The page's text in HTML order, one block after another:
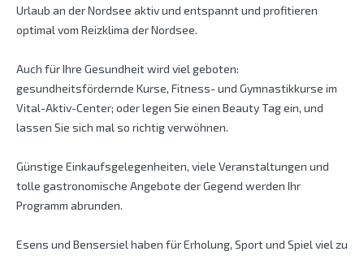
Urlaub an der Nordsee aktiv und entspannt und profitieren
optimal vom Reizklima der Nordsee.
Auch für Ihre Gesundheit wird viel geboten:
gesundheitsfördernde Kurse, Fitness- und Gymnastikkurse im
Vital-Aktiv-Center; oder legen Sie einen Beauty Tag ein, und
lassen Sie sich mal so richtig verwöhnen.
Günstige Einkaufsgelegenheiten, viele Veranstaltungen und
tolle gastronomische Angebote der Gegend werden Ihr
Programm abrunden.
Esens und Bensersiel haben für Erholung, Sport und Spiel viel zu